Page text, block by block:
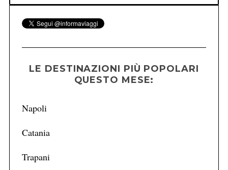
LE DESTINAZIONI PIÙ POPOLARI
QUESTO MESE:
Napoli
Catania
Trapani